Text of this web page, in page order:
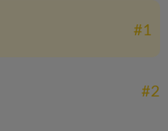
#1
#2